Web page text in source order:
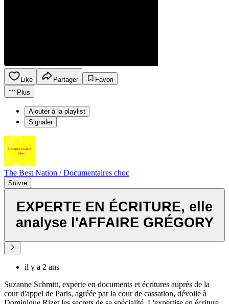
Like Partager
Favori
Plus
Ajouter à la playlist
Signaler
The Best Nation / Documentaires choc
Suivre
EXPERTE EN ÉCRITURE, elle
analyse l'AFFAIRE GRÉGORY
il y a 2 ans
Suzanne Schmitt, experte en documents et écritures auprès de la
cour d'appel de Paris, agréée par la cour de cassation, dévoile à